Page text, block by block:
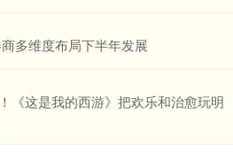
多维度布局下半年发展
《这是我的西游》把欢乐和治愈玩明